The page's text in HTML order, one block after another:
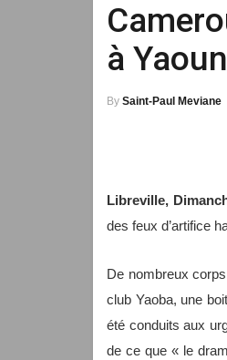
à
By Saint-Paul Meviane
Libreville,
des feux d’artifice
De nombreux
club Yaoba, une
été conduits aux
de ce que « le